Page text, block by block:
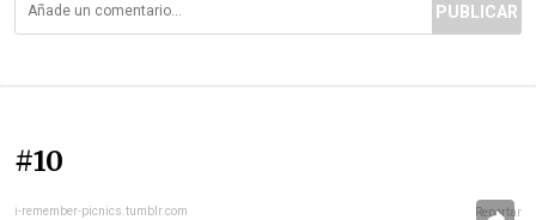
PUBLICAR
#10
i-remember-picnics.tumblr.com Reportar